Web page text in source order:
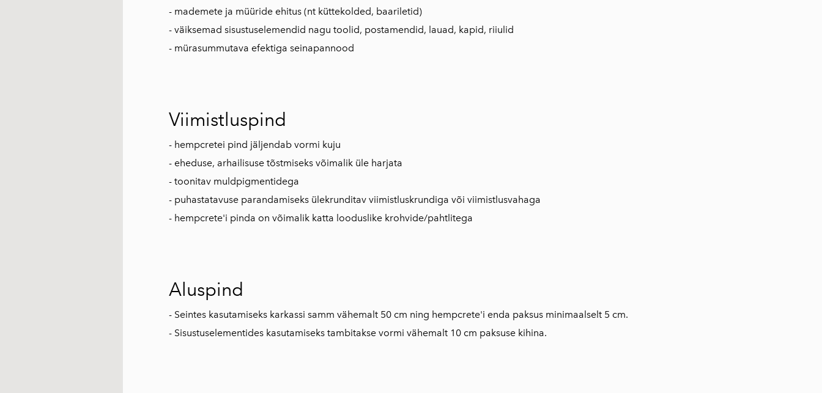
- mademete ja müüride ehitus (nt küttekolded, baariletid)
- väiksemad sisustuselemendid nagu toolid, postamendid, lauad, kapid, riiulid
- mürasummutava efektiga seinapannood
Viimistluspind
- hempcretei pind jäljendab vormi kuju
- eheduse, arhailisuse tõstmiseks võimalik üle harjata
- toonitav muldpigmentidega
- puhastatavuse parandamiseks ülekrunditav viimistluskrundiga või viimistlusvahaga
- hempcrete'i pinda on võimalik katta looduslike krohvide/pahtlitega
Aluspind
- Seintes kasutamiseks karkassi samm vähemalt 50 cm ning hempcrete'i enda paksus minimaalselt 5 cm.
- Sisustuselementides kasutamiseks tambitakse vormi vähemalt 10 cm paksuse kihina.